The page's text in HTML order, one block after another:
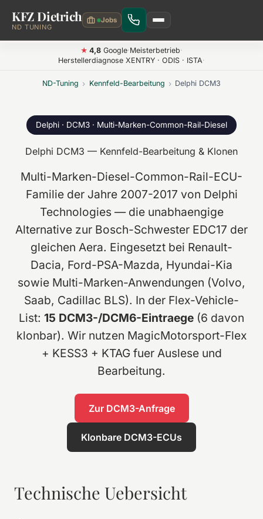
Zum Hauptinhalt springen
KFZ Dietrich
ND TUNING
★ 4,8Google·Meisterbetrieb·
Herstellerdiagnose XENTRY · ODIS · ISTA·
ND-Tuning › Kennfeld-Bearbeitung › Delphi DCM3
Delphi · DCM3 · Multi-Marken-Common-Rail-Diesel
Delphi DCM3 — Kennfeld-Bearbeitung & Klonen
Multi-Marken-Diesel-Common-Rail-ECU-
Familie der Jahre 2007-2017 von Delphi
Technologies — die unabhaengige
Alternative zur Bosch-Schwester EDC17 der
gleichen Aera. Eingesetzt bei Renault-
Dacia, Ford-PSA-Mazda, Hyundai-Kia
sowie Multi-Marken-Anwendungen (Volvo,
Saab, Cadillac BLS). In der Flex-Vehicle-
List: 15 DCM3-/DCM6-Eintraege (6 davon
klonbar). Wir nutzen MagicMotorsport-Flex
+ KESS3 + KTAG fuer Auslese und
Bearbeitung.
Zur DCM3-Anfrage
Klonbare DCM3-ECUs
Technische Uebersicht